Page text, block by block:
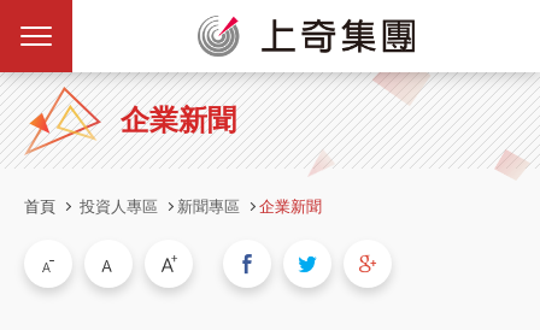
企業新聞
首頁 投資人專區 新聞專區 企業新聞